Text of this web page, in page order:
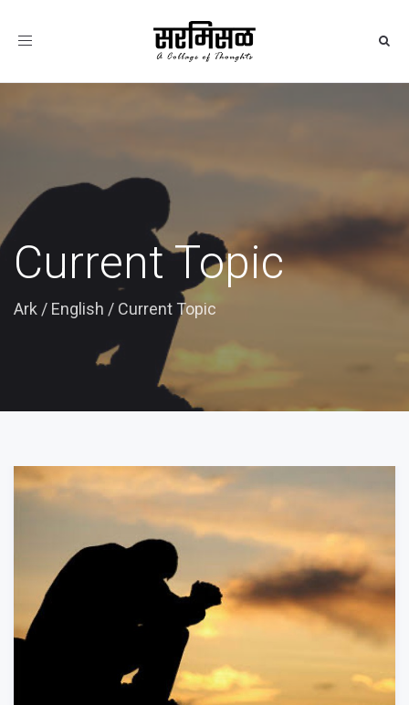
Toggle
Current Topic
Ark / English / Current Topic